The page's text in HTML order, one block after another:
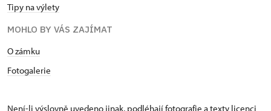
Tipy na výlety
MOHLO BY VÁS ZAJÍMAT
O zámku
Fotogalerie
Není-li výslovně uvedeno jinak, podléhají fotografie a texty licenci